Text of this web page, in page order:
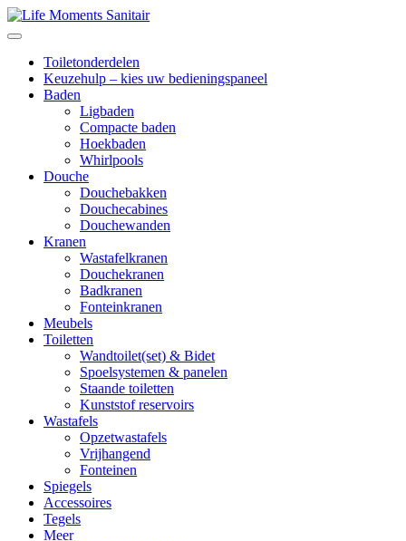
Toiletonderdelen
Keuzehulp – kies uw bedieningspaneel
Baden
Ligbaden
Compacte baden
Hoekbaden
Whirlpools
Douche
Douchebakken
Douchecabines
Douchewanden
Kranen
Wastafelkranen
Douchekranen
Badkranen
Fonteinkranen
Meubels
Toiletten
Wandtoilet(set) & Bidet
Spoelsystemen & panelen
Staande toiletten
Kunststof reservoirs
Wastafels
Opzetwastafels
Vrijhangend
Fonteinen
Spiegels
Accessoires
Tegels
Meer